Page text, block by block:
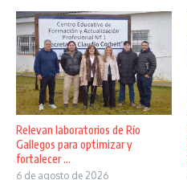
Relevan laboratorios de Río
Gallegos para optimizar y
fortalecer ...
6 de agosto de 2026